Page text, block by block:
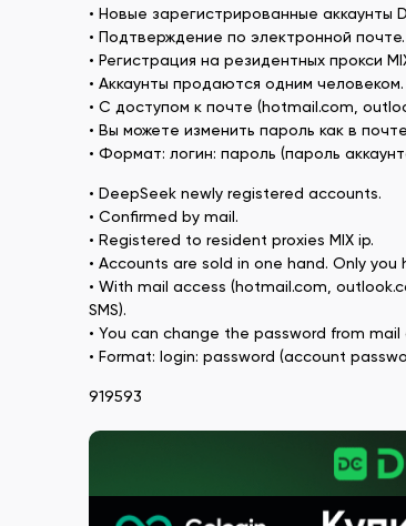
• Новые зарегистрированные аккаунты
• Подтверждение по электронной почте.
• Регистрация на резидентных прокси
• Аккаунты продаются одним
• С доступом к почте (hotmail.com,
• Вы можете изменить пароль как в
• Формат: логин: пароль (пароль
• DeepSeek newly registered accounts.
• Confirmed by mail.
• Registered to resident proxies MIX ip.
• Accounts are sold in one hand. Only you
• With mail access (hotmail.com,
SMS).
• You can change the password from
• Format: login: password (account
919593